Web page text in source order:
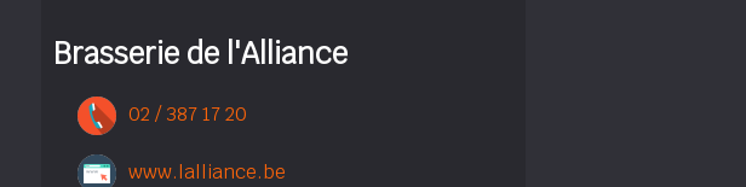
Brasserie de l'Alliance
02 / 387 17 20
www.lalliance.be